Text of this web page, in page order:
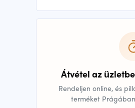
Átvétel az
Rendeljen online, és
terméket